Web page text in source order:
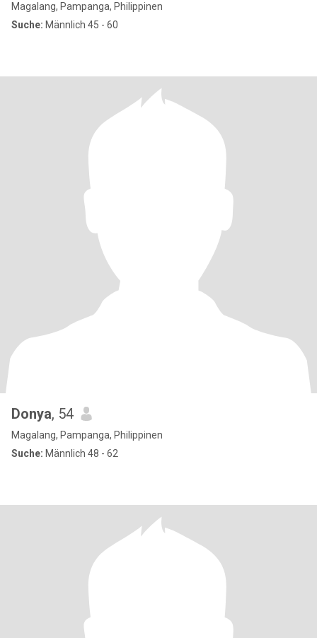
Magalang, Pampanga, Philippinen
Suche: Männlich 45 - 60
Donya, 54
Magalang, Pampanga, Philippinen
Suche: Männlich 48 - 62